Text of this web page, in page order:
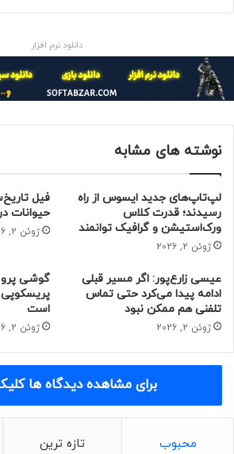
۷ از گلکسی واچ اولترا رونمایی کرد.
هنوز مشخص نیست
دانلود نرم افزار
نوشته های مشابه
لپ‌تاپ‌های جدید ایسوس از راه
رسیدند؛ قدرت کلاس
ورک‌استیشن و گرافیک توانمند
ژوئن 2, 2026
فیل
حیوانات در ۵۵ سالگی از دنیا رفت
ژوئن 2, 2026
عیسی زارع‌پور: اگر مسیر قبلی
ادامه پیدا می‌کرد حتی تماس
تلفنی هم ممکن نبود
ژوئن 2, 2026
گوشی پرو
است
ژوئن 2, 2026
برای مشاهده دیدگاه ها
محبوب تازه ترین